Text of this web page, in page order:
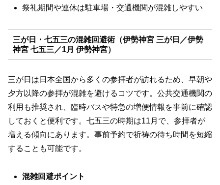
祭礼期間や連休は駐車場・交通機関が混雑しやすい
三が日・七五三の混雑回避術（伊勢神宮 三が日／伊勢
神宮 七五三／1月 伊勢神宮）
三が日は日本全国から多くの参拝者が訪れるため、早朝や
夕方以降の参拝が混雑を避けるコツです。公共交通機関の
利用も推奨され、臨時バスや特急の増便情報を事前に確認
しておくと便利です。七五三の時期は11月で、参拝者が
増える傾向にあります。事前予約で祈祷の待ち時間を短縮
することも可能です。
混雑回避ポイント